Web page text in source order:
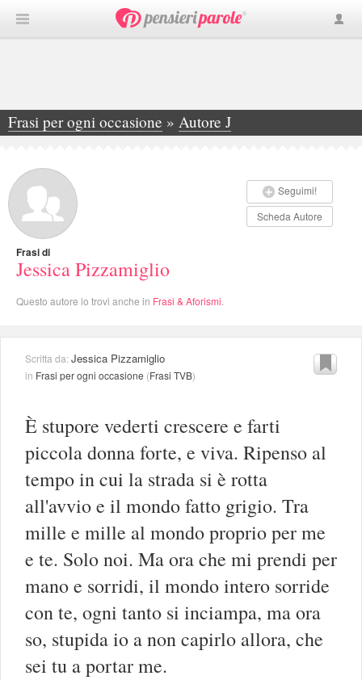
Frasi per ogni occasione » Autore J
»Jessica Pizzamiglio
Seguimi!
Scheda Autore
Frasi di
Jessica Pizzamiglio
Questo autore lo trovi anche in Frasi & Aforismi
Scritta da:Jessica Pizzamiglio
in Frasi per ogni occasione (Frasi TVB)
È stupore vederti crescere e farti
piccola donna forte, e viva. Ripenso al
tempo in cui la strada si è rotta
all'avvio e il mondo fatto grigio. Tra
mille e mille al mondo proprio per me
e te. Solo noi. Ma ora che mi prendi per
mano e sorridi, il mondo intero sorride
con te, ogni tanto si inciampa, ma ora
so, stupida io a non capirlo allora, che
sei tu a portar me.